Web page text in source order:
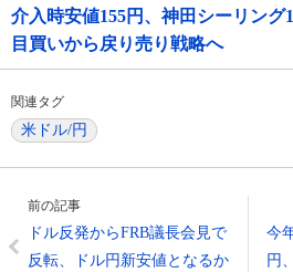
介入時安値155円、神田シーリング
目買いから戻り売り戦略へ
関連タグ
米ドル/円
前の記事
ドル反発からFRB議長会見で
反転、ドル円新安値となるか
今
円